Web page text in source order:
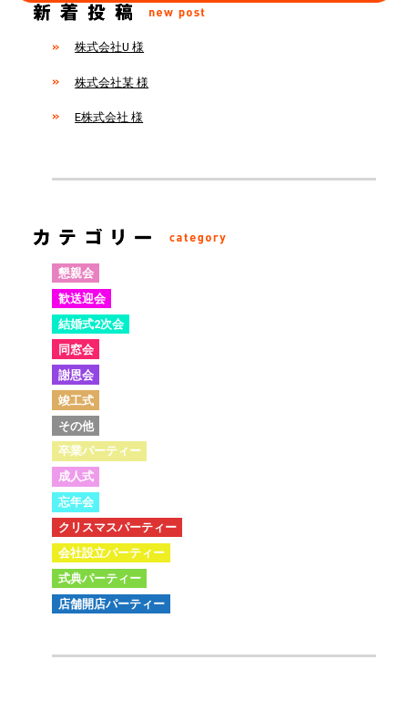
株式会社U 様
株式会社某 様
E株式会社 様
懇親会
歓送迎会
結婚式2次会
同窓会
謝恩会
竣工式
その他
卒業パーティー
成人式
忘年会
クリスマスパーティー
会社設立パーティー
式典パーティー
店舗開店パーティー